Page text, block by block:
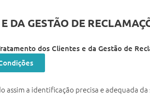
DA GESTÃO DE
dos Clientes e da Gestão de
a identificação precisa e adequada da